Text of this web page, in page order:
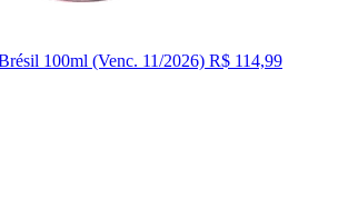
100ml (Venc. 11/2026) R$ 114,99